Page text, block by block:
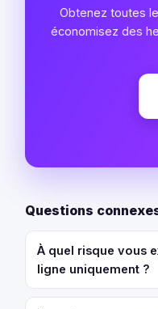
Obtenez toutes
économisez des
Questions
À quel risque vous
ligne uniquement ?